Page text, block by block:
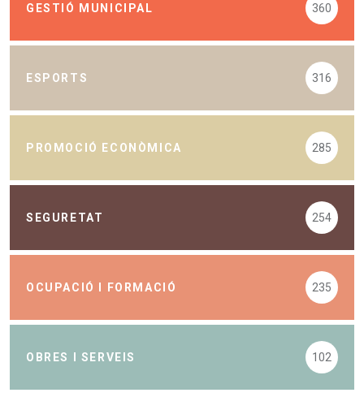
GESTIÓ MUNICIPAL 360
ESPORTS 316
PROMOCIÓ ECONÒMICA 285
SEGURETAT 254
OCUPACIÓ I FORMACIÓ 235
OBRES I SERVEIS 102